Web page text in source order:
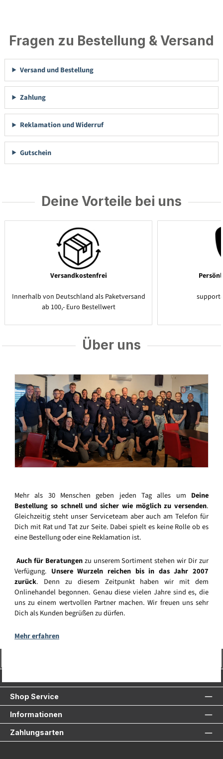
Fragen zu Bestellung & Versand
Versand und Bestellung
Zahlung
Reklamation und Widerruf
Gutschein
Deine Vorteile bei uns
Versandkostenfrei
Innerhalb von Deutschland als Paketversand
ab 100,- Euro Bestellwert
Über uns
Mehr als 30 Menschen geben jeden Tag alles um Deine
Bestellung so schnell und sicher wie möglich zu versenden.
Gleichzeitig steht unser Serviceteam aber auch am Telefon für
Dich mit Rat und Tat zur Seite. Dabei spielt es keine Rolle ob es
eine Bestellung oder eine Reklamation ist.
Auch für Beratungenzu unserem Sortiment stehen wir Dir zur
Verfügung. Unsere Wurzeln reichen bis in das Jahr 2007
zurück. Denn zu diesem Zeitpunkt haben wir mit dem
Onlinehandel begonnen. Genau diese vielen Jahre sind es, die
uns zu einem wertvollen Partner machen. Wir freuen uns sehr
Dich als Kunden begrüßen zu dürfen.
Mehr erfahren
Shop Service
Informationen
Zahlungsarten